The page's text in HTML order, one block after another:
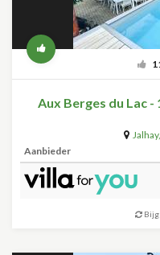
Aux Berges du Lac
Jalhay,
Aanbieder